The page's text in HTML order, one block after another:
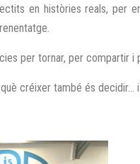
en històries reals, per
per tornar, per compartir i
créixer també és decidir…